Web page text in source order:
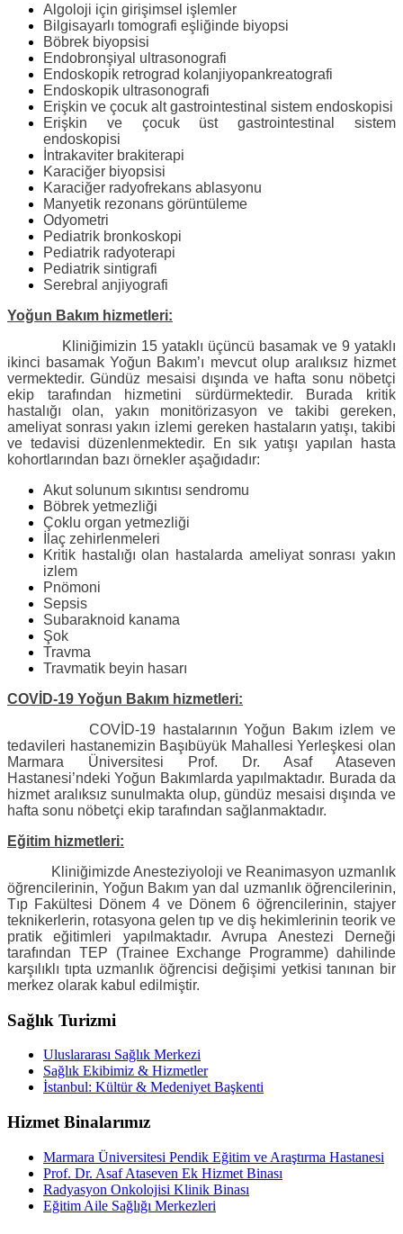
Algoloji için girişimsel işlemler
Bilgisayarlı tomografi eşliğinde biyopsi
Böbrek biyopsisi
Endobronşiyal ultrasonografi
Endoskopik retrograd kolanjiyopankreatografi
Endoskopik ultrasonografi
Erişkin ve çocuk alt gastrointestinal sistem endoskopisi
Erişkin ve çocuk üst gastrointestinal sistem
endoskopisi
İntrakaviter brakiterapi
Karaciğer biyopsisi
Karaciğer radyofrekans ablasyonu
Manyetik rezonans görüntüleme
Odyometri
Pediatrik bronkoskopi
Pediatrik radyoterapi
Pediatrik sintigrafi
Serebral anjiyografi
Yoğun Bakım hizmetleri:
Kliniğimizin 15 yataklı üçüncü basamak ve 9 yataklı
ikinci basamak Yoğun Bakım’ı mevcut olup aralıksız hizmet
vermektedir. Gündüz mesaisi dışında ve hafta sonu nöbetçi
ekip tarafından hizmetini sürdürmektedir. Burada kritik
hastalığı olan, yakın monitörizasyon ve takibi gereken,
ameliyat sonrası yakın izlemi gereken hastaların yatışı, takibi
ve tedavisi düzenlenmektedir. En sık yatışı yapılan hasta
kohortlarından bazı örnekler aşağıdadır:
Akut solunum sıkıntısı sendromu
Böbrek yetmezliği
Çoklu organ yetmezliği
İlaç zehirlenmeleri
Kritik hastalığı olan hastalarda ameliyat sonrası yakın
izlem
Pnömoni
Sepsis
Subaraknoid kanama
Şok
Travma
Travmatik beyin hasarı
COVİD-19 Yoğun Bakım hizmetleri:
COVİD-19 hastalarının Yoğun Bakım izlem ve
tedavileri hastanemizin Başıbüyük Mahallesi Yerleşkesi olan
Marmara Üniversitesi Prof. Dr. Asaf Ataseven
Hastanesi’ndeki Yoğun Bakımlarda yapılmaktadır. Burada da
hizmet aralıksız sunulmakta olup, gündüz mesaisi dışında ve
hafta sonu nöbetçi ekip tarafından sağlanmaktadır.
Eğitim hizmetleri:
Kliniğimizde Anesteziyoloji ve Reanimasyon uzmanlık
öğrencilerinin, Yoğun Bakım yan dal uzmanlık öğrencilerinin,
Tıp Fakültesi Dönem 4 ve Dönem 6 öğrencilerinin, stajyer
teknikerlerin, rotasyona gelen tıp ve diş hekimlerinin teorik ve
pratik eğitimleri yapılmaktadır. Avrupa Anestezi Derneği
tarafından TEP (Trainee Exchange Programme) dahilinde
karşılıklı tıpta uzmanlık öğrencisi değişimi yetkisi tanınan bir
merkez olarak kabul edilmiştir.
Sağlık Turizmi
Uluslararası Sağlık Merkezi
Sağlık Ekibimiz & Hizmetler
İstanbul: Kültür & Medeniyet Başkenti
Hizmet Binalarımız
Marmara Üniversitesi Pendik Eğitim ve Araştırma Hastanesi
Prof. Dr. Asaf Ataseven Ek Hizmet Binası
Radyasyon Onkolojisi Klinik Binası
Eğitim Aile Sağlığı Merkezleri